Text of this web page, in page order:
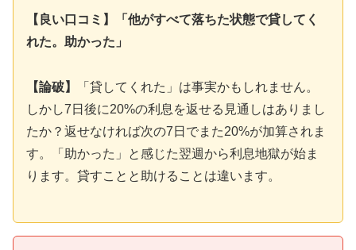
【良い口コミ】「他がすべて落ちた状態で貸してく
れた。助かった」
【論破】
「貸してくれた」は事実かもしれません。
しかし7日後に20%の利息を返せる見通しはありまし
たか？返せなければ次の7日でまた20%が加算されま
す。「助かった」と感じた翌週から利息地獄が始ま
ります。貸すことと助けることは違います。